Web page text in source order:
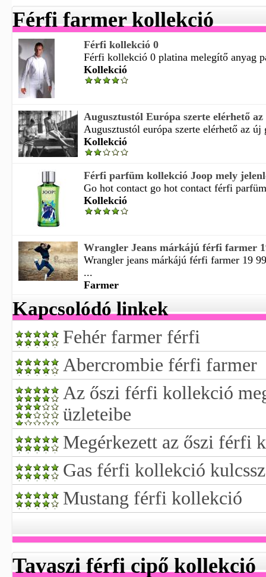
Férfi farmer kollekció
Férfi kollekció 0
Férfi kollekció 0 platina melegítő anyag
Kollekció
Augusztustól Európa szerte elérhető
Augusztustól európa szerte elérhető az
Kollekció
Férfi parfüm kollekció Joop mely
Go hot contact go hot contact férfi
Kollekció
Wrangler Jeans márkájú férfi farmer
Wrangler jeans márkájú férfi farmer 19
...
Farmer
Kapcsolódó linkek
Fehér farmer férfi
Abercrombie férfi farmer
Az őszi férfi kollekció
üzleteibe
Megérkezett az őszi férfi
Gas férfi kollekció
Mustang férfi kollekció
Tavaszi férfi cipő kollekció